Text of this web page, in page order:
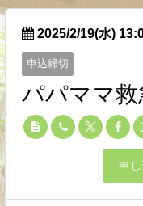
2025/2/19(水)
申込締切
パパママ救
申